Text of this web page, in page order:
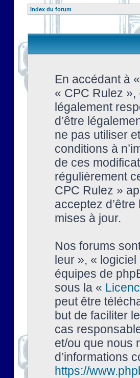
Index du forum
En accédant à
« CPC Rulez »,
légalement
d’être
ne pas utiliser
conditions à
de ces
régulièrement
CPC Rulez »
acceptez
mises à jour.
Nos forums
leur », «
équipes de
sous la «
peut être
but de faciliter
cas
et/ou que nous
d’informations
https://